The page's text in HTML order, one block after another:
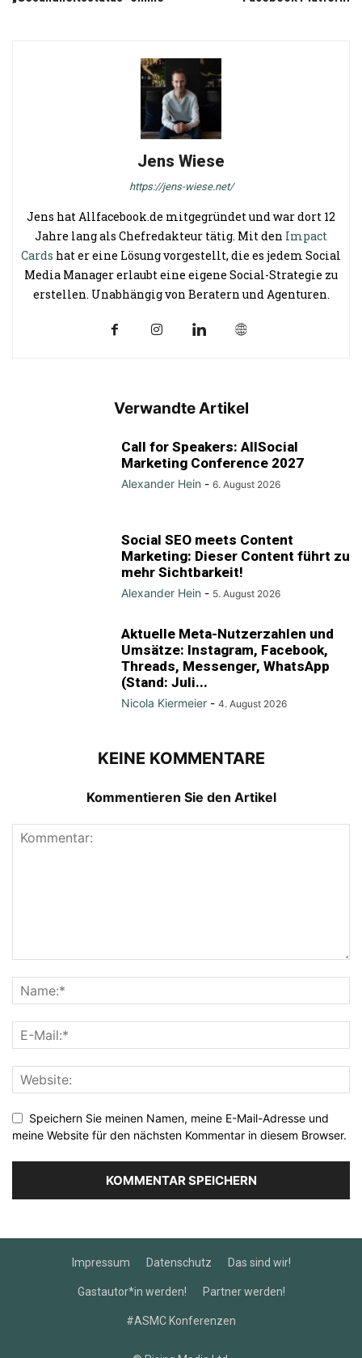
Jens Wiese
https://jens-wiese.net/
Jens hat Allfacebook.de mitgegründet und war dort 12
Jahre lang als Chefredakteur tätig. Mit den Impact
Cards hat er eine Lösung vorgestellt, die es jedem Social
Media Manager erlaubt eine eigene Social-Strategie zu
erstellen. Unabhängig von Beratern und Agenturen.
Verwandte Artikel
Call for Speakers: AllSocial
Marketing Conference 2027
Alexander Hein - 6. August 2026
Social SEO meets Content
Marketing: Dieser Content führt zu
mehr Sichtbarkeit!
Alexander Hein - 5. August 2026
Aktuelle Meta-Nutzerzahlen und
Umsätze: Instagram, Facebook,
Threads, Messenger, WhatsApp
(Stand: Juli...
Nicola Kiermeier - 4. August 2026
KEINE KOMMENTARE
Kommentieren Sie den Artikel
Speichern Sie meinen Namen, meine E-Mail-Adresse und
meine Website für den nächsten Kommentar in diesem Browser.
Impressum Datenschutz Das sind wir!
Gastautor*in werden! Partner werden!
#ASMC Konferenzen